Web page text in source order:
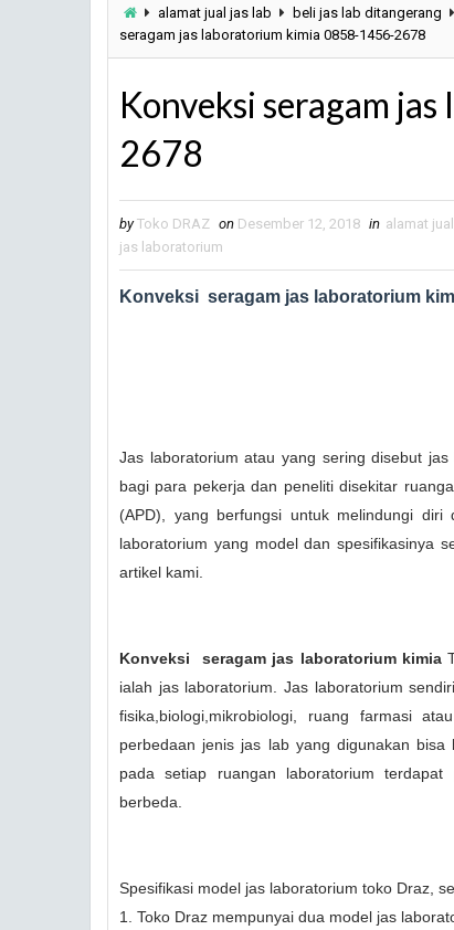
alamat jual jas lab beli jas lab ditangerang
seragam jas laboratorium kimia 0858-1456-2678
Konveksi seragam
2678
by Toko DRAZ on Desember 12, 2018 in alamat
jas laboratorium
Konveksi seragam jas laboratorium
Jas laboratorium atau yang sering disebut
bagi para pekerja dan peneliti disekitar
(APD), yang berfungsi untuk melindungi
laboratorium yang model dan spesifikasinya
artikel kami.
Konveksi seragam jas laboratorium kimia
ialah jas laboratorium. Jas laboratorium
fisika,biologi,mikrobiologi, ruang farmasi
perbedaan jenis jas lab yang digunakan
pada setiap ruangan laboratorium
berbeda.
Spesifikasi model jas laboratorium toko Draz,
1. Toko Draz mempunyai dua model jas